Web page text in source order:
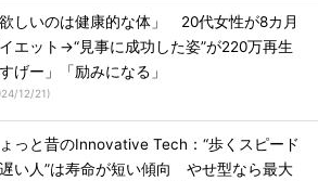
欲しいのは健康的な体」 20代女性が8カ月
エット→“見事に成功した姿”が220万再生
すげー」「励みになる」
12/21)
っと昔のInnovative Tech：“歩くスピード
い人”は寿命が短い傾向 やせ型なら最大